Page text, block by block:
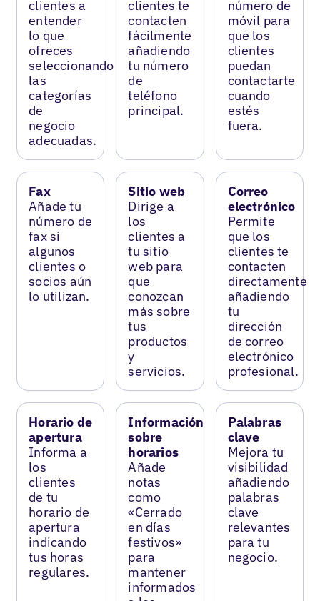
clientes a
entender
lo que
ofreces
seleccionando
las
categorías
de
negocio
adecuadas.
clientes te
contacten
fácilmente
añadiendo
tu número
de
teléfono
principal.
número de
móvil para
que los
clientes
puedan
contactarte
cuando
estés
fuera.
Fax
Añade tu
número de
fax si
algunos
clientes o
socios aún
lo utilizan.
Sitio web
Dirige a
los
clientes a
tu sitio
web para
que
conozcan
más sobre
tus
productos
y
servicios.
Correo
electrónico
Permite
que los
clientes te
contacten
directamente
añadiendo
tu
dirección
de correo
electrónico
profesional.
Horario de
apertura
Informa a
los
clientes
de tu
horario de
apertura
indicando
tus horas
regulares.
Información
sobre
horarios
Añade
notas
como
«Cerrado
en días
festivos»
para
mantener
informados
Palabras
clave
Mejora tu
visibilidad
añadiendo
palabras
clave
relevantes
para tu
negocio.